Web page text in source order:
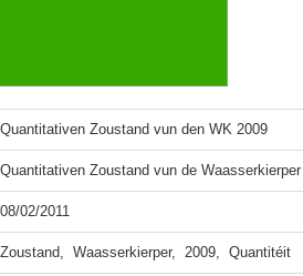
Quantitativen Zoustand vun den WK 2009
Quantitativen Zoustand vun de
08/02/2011
Zoustand,  Waasserkierper,  2009,  Quantitéit